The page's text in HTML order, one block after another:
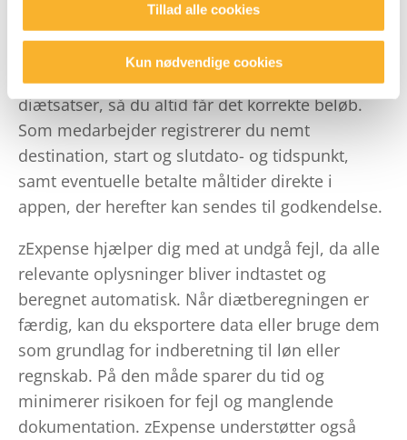
Tillad alle cookies
Kun nødvendige cookies
enkel og sikker. Systemet beregner de korrekte
diæter ud fra det angivne afrejse- og
hjemrejsetidspunkt samt Statens gældende
diætsatser, så du altid får det korrekte beløb.
Som medarbejder registrerer du nemt
destination, start og slutdato- og tidspunkt,
samt eventuelle betalte måltider direkte i
appen, der herefter kan sendes til godkendelse.
zExpense hjælper dig med at undgå fejl, da alle
relevante oplysninger bliver indtastet og
beregnet automatisk. Når diætberegningen er
færdig, kan du eksportere data eller bruge dem
som grundlag for indberetning til løn eller
regnskab. På den måde sparer du tid og
minimerer risikoen for fejl og manglende
dokumentation. zExpense understøtter også